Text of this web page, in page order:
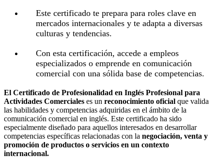
Este certificado te prepara para roles clave en
mercados internacionales y te adapta a diversas
culturas y tendencias.
Con esta certificación, accede a empleos
especializados o emprende en comunicación
comercial con una sólida base de competencias.
El Certificado de Profesionalidad en Inglés Profesional para
Actividades Comerciales es un reconocimiento oficial que valida
las habilidades y competencias adquiridas en el ámbito de la
comunicación comercial en inglés. Este certificado ha sido
especialmente diseñado para aquellos interesados en desarrollar
competencias específicas relacionadas con la negociación, venta y
promoción de productos o servicios en un contexto
internacional.